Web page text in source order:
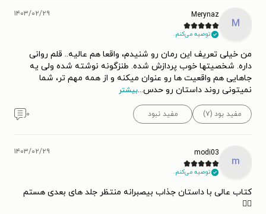
M
Merynaz
توصیه می‌کنم.
۱۴۰۳/۰۲/۲۹
من خیلی تعریف این رمان رو شنیدم، واقعا هم عالیه.. قلم روانی
داره. شخصیتها خوب پردازش شده. طنزگونه نوشته شده ولی یه
جاهایی هم واقعیت ها رو عنوان میکنه و از همه مهم تر، شما
نمیتونی روند داستان رو حدس...بیشتر
مفید بود (۷) مفید نبود ۰
m
modi03
توصیه می‌کنم.
۱۴۰۳/۰۲/۲۹
کتاب عالی با داستان جذاب بیصبرانه منتظر جلد های بعدی هستم
👌🏼